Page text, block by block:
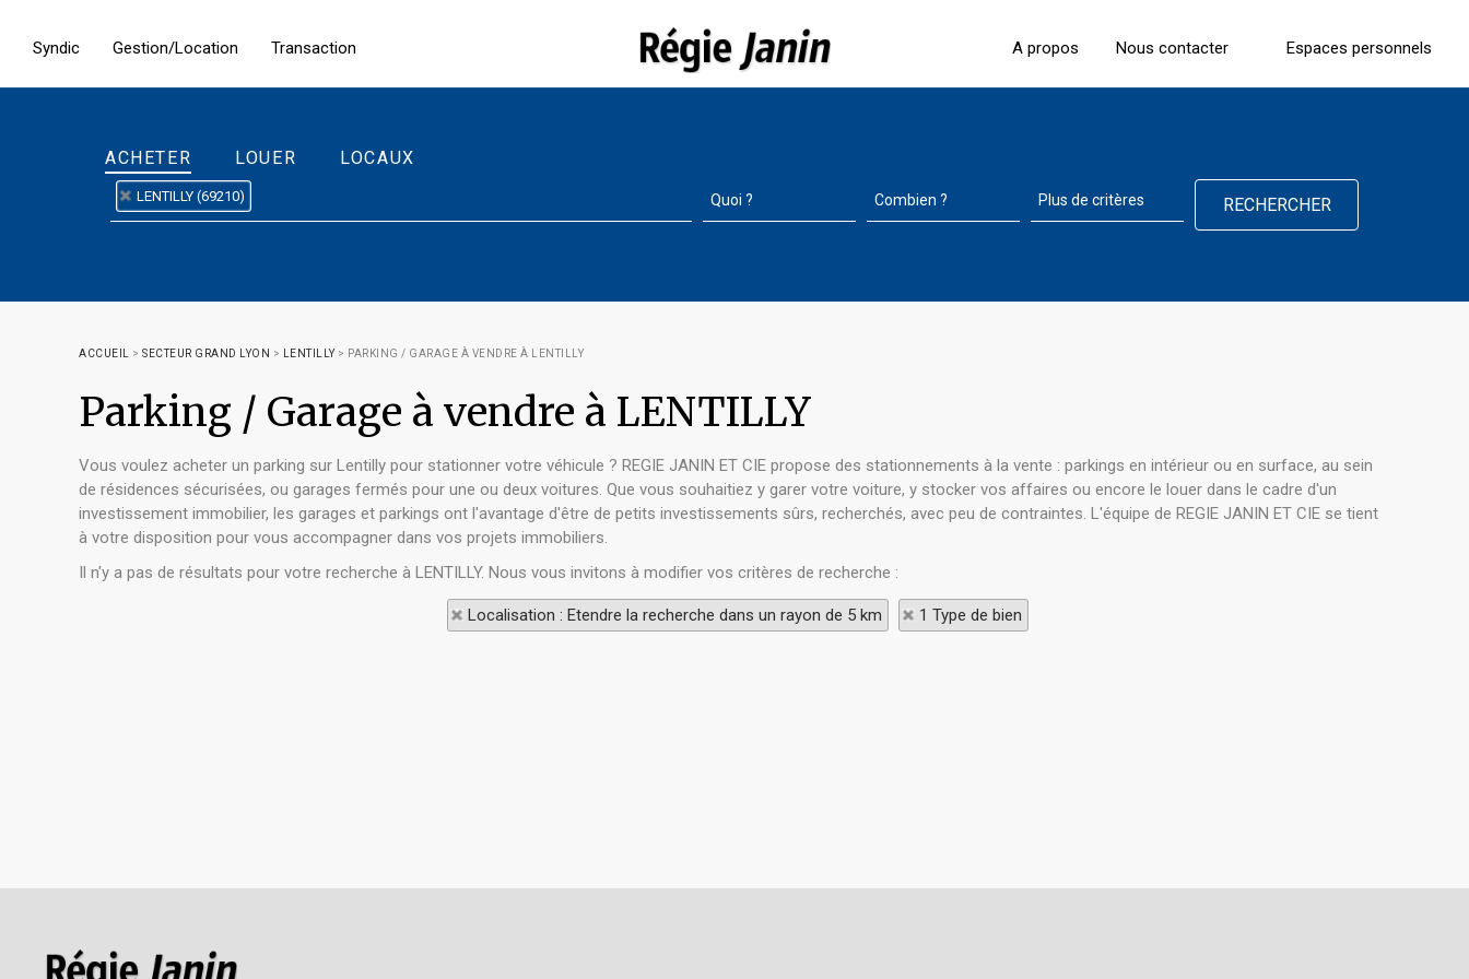
A propos Nous contacter Espaces personnels
Syndic Gestion/Location Transaction
ACHETER LOUER LOCAUX
LENTILLY (69210)
ACCUEIL > SECTEUR GRAND LYON > LENTILLY> PARKING / GARAGE À VENDRE À LENTILLY
Parking / Garage à vendre à LENTILLY
Vous voulez acheter un parking sur Lentilly pour stationner votre véhicule ? REGIE JANIN ET CIE propose des stationnements à la vente : parkings en intérieur ou en surface, au sein
de résidences sécurisées, ou garages fermés pour une ou deux voitures. Que vous souhaitiez y garer votre voiture, y stocker vos affaires ou encore le louer dans le cadre d'un
investissement immobilier, les garages et parkings ont l'avantage d'être de petits investissements sûrs, recherchés, avec peu de contraintes. L'équipe de REGIE JANIN ET CIE se tient
à votre disposition pour vous accompagner dans vos projets immobiliers.
Il n'y a pas de résultats pour votre recherche à LENTILLY. Nous vous invitons à modifier vos critères de recherche :
Localisation : Etendre la recherche dans un rayon de 5 km 1 Type de bien